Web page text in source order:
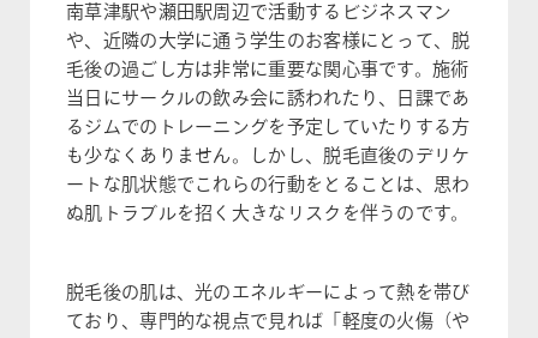
南草津駅や瀬田駅周辺で活動するビジネスマン
や、近隣の大学に通う学生のお客様にとって、脱
毛後の過ごし方は非常に重要な関心事です。施術
当日にサークルの飲み会に誘われたり、日課であ
るジムでのトレーニングを予定していたりする方
も少なくありません。しかし、脱毛直後のデリケ
ートな肌状態でこれらの行動をとることは、思わ
ぬ肌トラブルを招く大きなリスクを伴うのです。
脱毛後の肌は、光のエネルギーによって熱を帯び
ており、専門的な視点で見れば「軽度の火傷（や